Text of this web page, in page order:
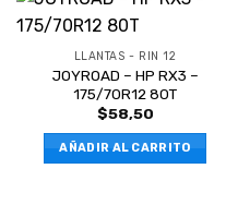
LLANTAS - RIN 12
JOYROAD – HP RX3 –
175/70R12 80T
$58,50
AÑADIR AL CARRITO